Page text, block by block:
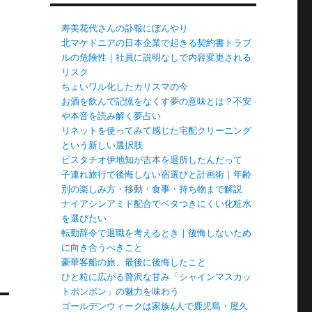
寿美花代さんの訃報にぼんやり
北マケドニアの日本企業で起きる契約書トラブ
ルの危険性｜社員に説明なしで内容変更される
リスク
ちょいワル化したカリスマの今
お酒を飲んで記憶をなくす夢の意味とは？不安
や本音を読み解く夢占い
リネットを使ってみて感じた宅配クリーニング
という新しい選択肢
ピスタチオ伊地知が吉本を退所したんだって
子連れ旅行で後悔しない宿選びと計画術｜年齢
別の楽しみ方・移動・食事・持ち物まで解説
ナイアシンアミド配合でベタつきにくい化粧水
を選びたい
転勤辞令で退職を考えるとき｜後悔しないため
に向き合うべきこと
豪華客船の旅、最後に後悔したこと
ひと粒に広がる贅沢な甘み「シャインマスカッ
トボンボン」の魅力を味わう
ゴールデンウィークは家族4人で鹿児島・屋久